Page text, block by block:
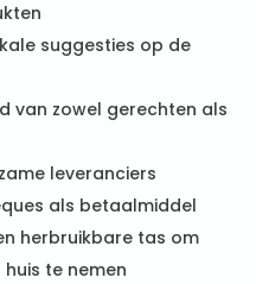
suggesties op de
van zowel gerechten als
leveranciers
als betaalmiddel
herbruikbare tas om
te nemen